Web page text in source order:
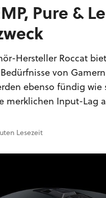
Pure &
Hersteller Roccat
von
ebenso fündig
merklichen Input-Lag
Lesezeit